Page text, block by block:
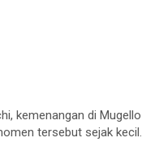
kemenangan di
tersebut sejak kecil.